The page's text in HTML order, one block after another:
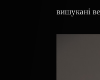
вишукані